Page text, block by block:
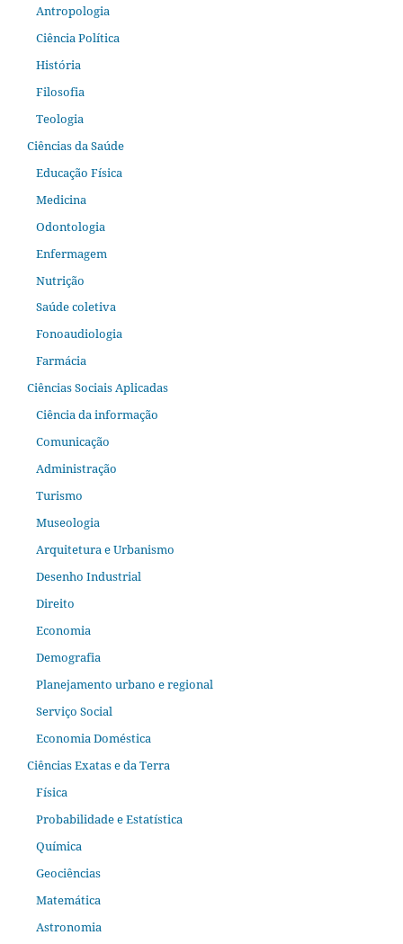
Antropologia
Ciência Política
História
Filosofia
Teologia
Ciências da Saúde
Educação Física
Medicina
Odontologia
Enfermagem
Nutrição
Saúde coletiva
Fonoaudiologia
Farmácia
Ciências Sociais Aplicadas
Ciência da informação
Comunicação
Administração
Turismo
Museologia
Arquitetura e Urbanismo
Desenho Industrial
Direito
Economia
Demografia
Planejamento urbano e regional
Serviço Social
Economia Doméstica
Ciências Exatas e da Terra
Física
Probabilidade e Estatística
Química
Geociências
Matemática
Astronomia